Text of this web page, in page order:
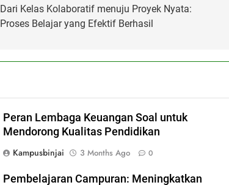
Dari Kelas Kolaboratif menuju Proyek Nyata:
Proses Belajar yang Efektif Berhasil
Peran Lembaga Keuangan Soal untuk
Mendorong Kualitas Pendidikan
Kampusbinjai
3 Months Ago 0
Pembelajaran Campuran: Meningkatkan